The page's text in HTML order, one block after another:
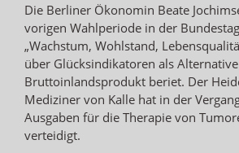
Die Berliner Ökonomin Beate
vorigen Wahlperiode in der
„Wachstum, Wohlstand,
über Glücksindikatoren als
Bruttoinlandsprodukt beriet. Der
Mediziner von Kalle hat in der
Ausgaben für die Therapie von
verteidigt.